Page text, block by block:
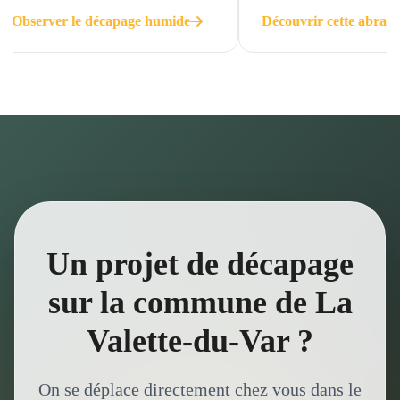
humide Découvrir cette abrasion
Un projet de décapage
sur la commune de La
Valette-du-Var ?
On se déplace directement chez vous dans le